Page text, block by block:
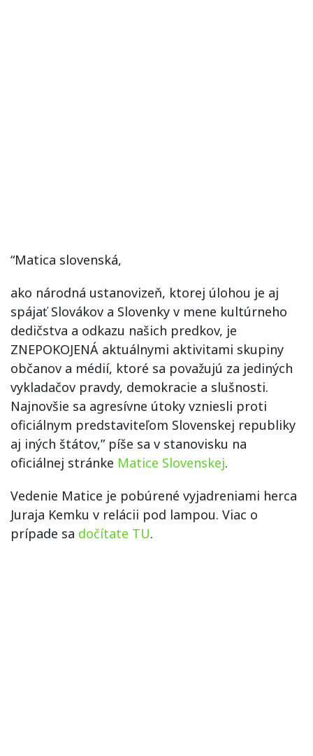
“Matica slovenská,
ako národná ustanovizeň, ktorej úlohou je aj
spájať Slovákov a Slovenky v mene kultúrneho
dedičstva a odkazu našich predkov, je
ZNEPOKOJENÁ aktuálnymi aktivitami skupiny
občanov a médií, ktoré sa považujú za jediných
vykladačov pravdy, demokracie a slušnosti.
Najnovšie sa agresívne útoky vzniesli proti
oficiálnym predstaviteľom Slovenskej republiky
aj iných štátov,” píše sa v stanovisku na
oficiálnej stránke Matice Slovenskej.
Vedenie Matice je pobúrené vyjadreniami herca
Juraja Kemku v relácii pod lampou. Viac o
prípade sa dočítate TU.